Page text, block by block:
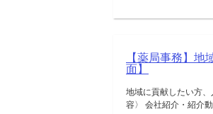
【薬局事務】
面】
地域に貢献したい方
容〉 会社紹介・紹介